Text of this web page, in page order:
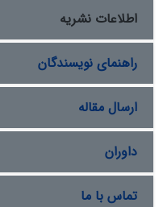
اطلاعات نشریه
راهنمای نویسندگان
ارسال مقاله
داوران
تماس با ما